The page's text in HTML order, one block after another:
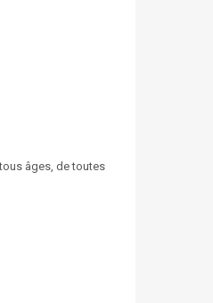
âges, de toutes